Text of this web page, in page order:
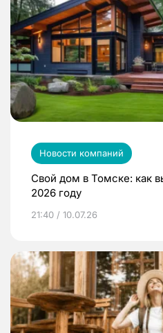
Новости компаний
Свой дом в Томске: как
2026 году
21:40 / 10.07.26